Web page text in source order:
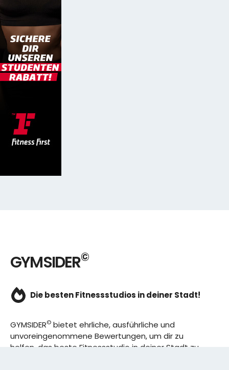
GYMSIDER©
Die besten Fitnessstudios in deiner Stadt!
GYMSIDER© bietet ehrliche, ausführliche und
unvoreingenommene Bewertungen, um dir zu
helfen, das beste Fitnessstudio in deiner Stadt zu